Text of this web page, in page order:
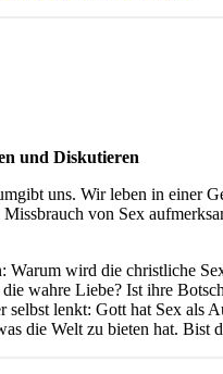
und Diskutieren
uns. Wir leben in einer
von Sex
Warum wird die christliche
wahre Liebe? Ist ihre
lenkt: Gott hat Sex als
die Welt zu bieten hat. Bist